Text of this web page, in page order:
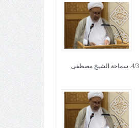
بتاريخ4/3/1447. سماحة الشيخ مصطفى